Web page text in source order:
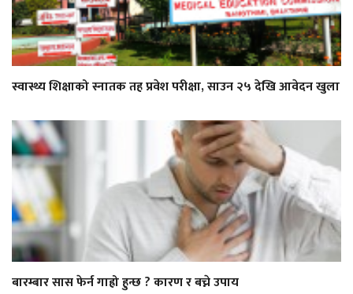
स्वास्थ्य शिक्षाको स्नातक तह प्रवेश परीक्षा, साउन २५ देखि आवेदन खुला
बारम्बार सास फेर्न गाह्रो हुन्छ ? कारण र बच्ने उपाय